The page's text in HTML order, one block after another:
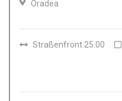
Räume 4
Land size 150.00